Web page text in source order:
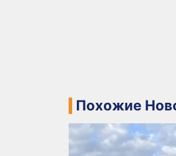
Похожие